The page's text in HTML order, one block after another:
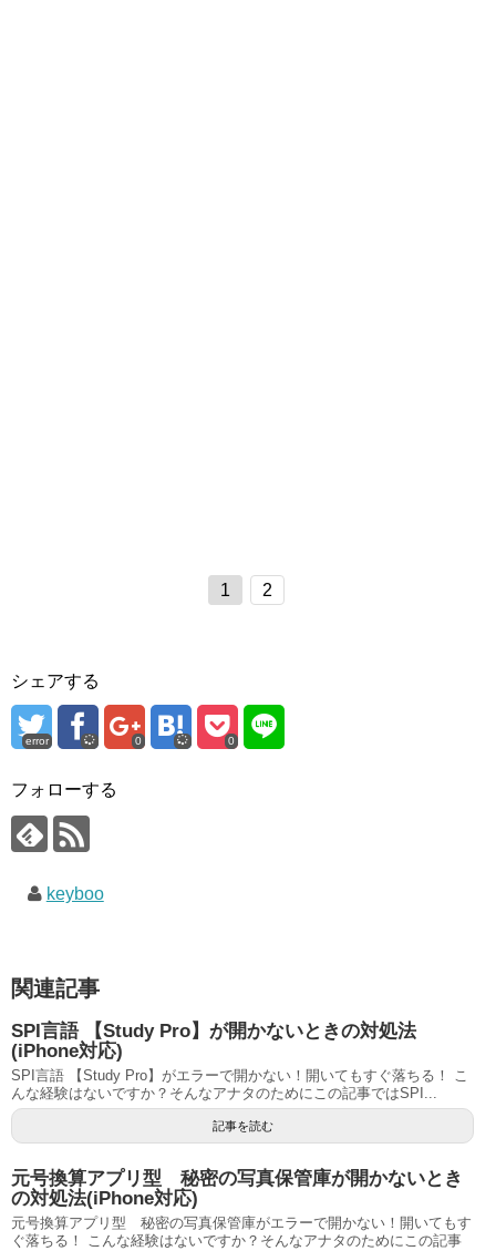
1 2
シェアする
error 0 0
フォローする
keyboo
関連記事
SPI言語 【Study Pro】が開かないときの対処法
(iPhone対応)
SPI言語 【Study Pro】がエラーで開かない！開いてもすぐ落ちる！ こ
んな経験はないですか？そんなアナタのためにこの記事ではSPI...
記事を読む
元号換算アプリ型 秘密の写真保管庫が開かないとき
の対処法(iPhone対応)
元号換算アプリ型 秘密の写真保管庫がエラーで開かない！開いてもす
ぐ落ちる！ こんな経験はないですか？そんなアナタのためにこの記事